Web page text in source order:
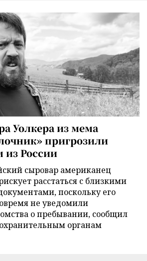
Уолкера из мема
пригрозили
из России
сыровар американец
расстаться с близкими
поскольку его
не уведомили
о пребывании, сообщил
органам